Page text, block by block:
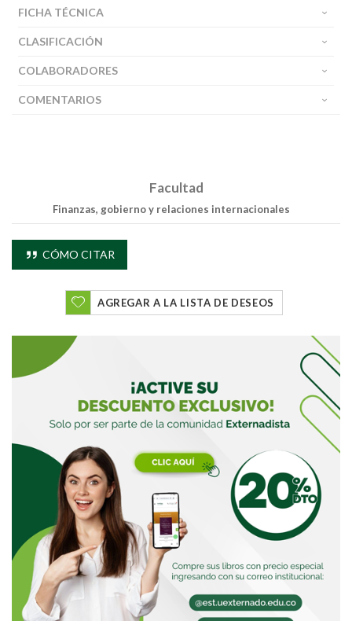
Buscar
Buscar
FICHA TÉCNICA
CLASIFICACIÓN
COLABORADORES
COMENTARIOS
Facultad
Finanzas, gobierno y relaciones internacionales
CÓMO CITAR
AGREGAR A LA LISTA DE DESEOS